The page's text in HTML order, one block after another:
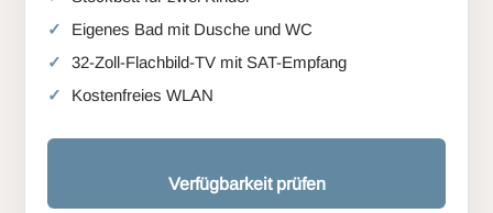
Eigenes Bad mit Dusche und WC
32-Zoll-Flachbild-TV mit SAT-Empfang
Kostenfreies WLAN
Verfügbarkeit prüfen